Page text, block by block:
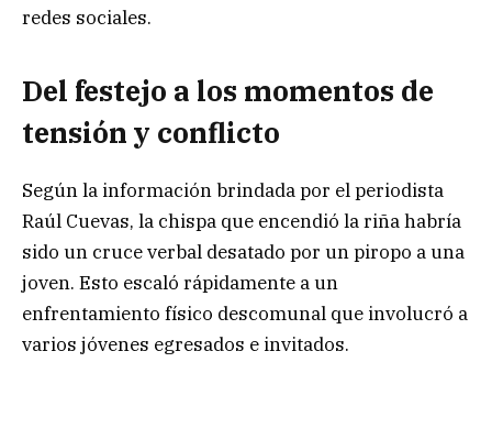
redes sociales.
Del festejo a los momentos de
tensión y conflicto
Según la información brindada por el periodista
Raúl Cuevas, la chispa que encendió la riña habría
sido un cruce verbal desatado por un piropo a una
joven. Esto escaló rápidamente a un
enfrentamiento físico descomunal que involucró a
varios jóvenes egresados e invitados.